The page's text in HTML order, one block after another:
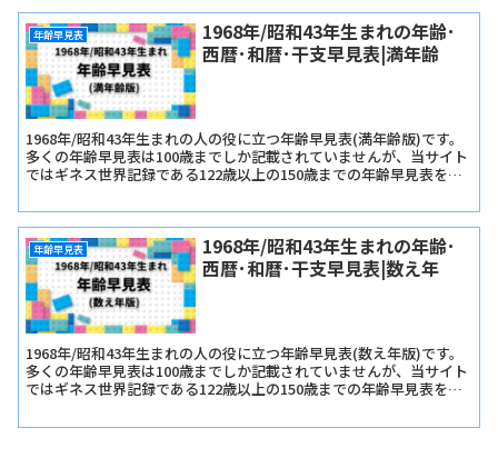
年齢早見表
1968年/昭和43年生まれの年齢･
西暦･和暦･干支早見表|満年齢
1968年/昭和43年生まれの人の役に立つ年齢早見表(満年齢版)です。
多くの年齢早見表は100歳までしか記載されていませんが、当サイト
ではギネス世界記録である122歳以上の150歳までの年齢早見表を記
年齢早見表
1968年/昭和43年生まれの年齢･
西暦･和暦･干支早見表|数え年
1968年/昭和43年生まれの人の役に立つ年齢早見表(数え年版)です。
多くの年齢早見表は100歳までしか記載されていませんが、当サイト
ではギネス世界記録である122歳以上の150歳までの年齢早見表を記